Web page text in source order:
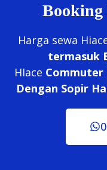
Booking
Harga sewa
termasuk
HIace Commuter
Dengan Sopir